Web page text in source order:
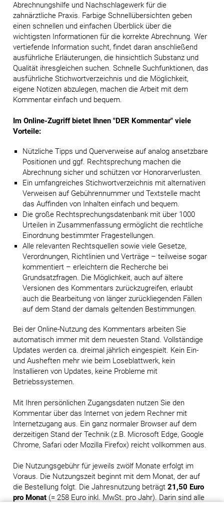
Abrechnungshilfe und Nachschlagewerk für die
zahnärztliche Praxis. Farbige Schnellübersichten geben
einen schnellen und einfachen Überblick über die
wichtigsten Informationen für die korrekte Abrechnung. Wer
vertiefende Information sucht, findet daran anschließend
ausführliche Erläuterungen, die hinsichtlich Substanz und
Qualität ihresgleichen suchen. Schnelle Suchfunktionen, das
ausführliche Stichwortverzeichnis und die Möglichkeit,
eigene Notizen abzulegen, machen die Arbeit mit dem
Kommentar einfach und bequem.
Im Online-Zugriff bietet Ihnen "DER Kommentar" viele
Vorteile:
Nützliche Tipps und Querverweise auf analog ansetzbare
Positionen und ggf. Rechtsprechung machen die
Abrechnung sicher und schützen vor Honorarverlusten.
Ein umfangreiches Stichwortverzeichnis mit alternativen
Verweisen auf Gebührennummer und Textstelle macht
das Auffinden von Inhalten einfach und bequem.
Die große Rechtsprechungsdatenbank mit über 1000
Urteilen in Zusammenfassung ermöglicht die rechtliche
Einordnung bestimmter Fragestellungen.
Alle relevanten Rechtsquellen sowie viele Gesetze,
Verordnungen, Richtlinien und Verträge – teilweise sogar
kommentiert – erleichtern die Recherche bei
Grundsatzfragen. Die Möglichkeit, auch auf ältere
Versionen des Kommentars zurückzugreifen, erlaubt
auch die Bearbeitung von länger zurückliegenden Fällen
auf dem Stand der damals geltenden Bestimmungen.
Bei der Online-Nutzung des Kommentars arbeiten Sie
automatisch immer mit dem neuesten Stand. Vollständige
Updates werden ca. dreimal jährlich eingespielt. Kein Ein-
und Ausheften mehr wie beim Loseblattwerk, kein
Installieren von Updates, keine Probleme mit
Betriebssystemen.
Mit Ihren persönlichen Zugangsdaten nutzen Sie den
Kommentar über das Internet von jedem Rechner mit
Internetzugang aus. Ein ganz normaler Browser auf dem
derzeitigen Stand der Technik (z.B. Microsoft Edge, Google
Chrome, Safari oder Mozilla Firefox) reicht vollkommen aus.
Die Nutzungsgebühr für jeweils zwölf Monate erfolgt im
Voraus. Die Nutzungszeit beginnt mit dem Monat, der auf
die Bestellung folgt. Die Jahresnutzung beträgt21,50 Euro
pro Monat (= 258 Euro inkl. MwSt. pro Jahr). Darin sind alle